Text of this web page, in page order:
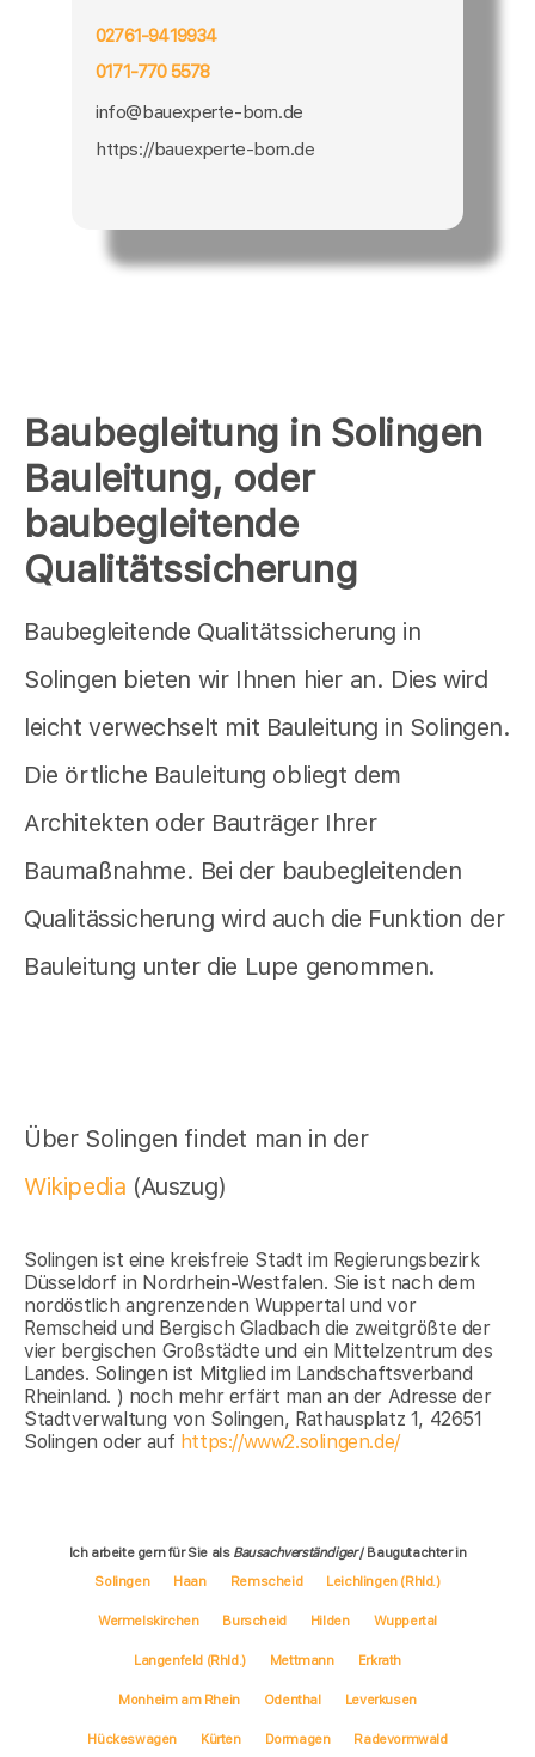
Baubegleitung in Solingen
Bauleitung, oder
baubegleitende
Qualitätssicherung
Baubegleitende Qualitätssicherung in
Solingen bieten wir Ihnen hier an. Dies wird
leicht verwechselt mit Bauleitung in Solingen.
Die örtliche Bauleitung obliegt dem
Architekten oder Bauträger Ihrer
Baumaßnahme. Bei der baubegleitenden
Qualitässicherung wird auch die Funktion der
Bauleitung unter die Lupe genommen.
Über Solingen findet man in der
Wikipedia (Auszug)
Solingen ist eine kreisfreie Stadt im Regierungsbezirk
Düsseldorf in Nordrhein-Westfalen. Sie ist nach dem
nordöstlich angrenzenden Wuppertal und vor
Remscheid und Bergisch Gladbach die zweitgrößte der
vier bergischen Großstädte und ein Mittelzentrum des
Landes. Solingen ist Mitglied im Landschaftsverband
Rheinland. ) noch mehr erfärt man an der Adresse der
Stadtverwaltung von Solingen, Rathausplatz 1, 42651
Solingen oder auf https://www2.solingen.de/
02761-9419934
0171-770 5578
info@bauexperte-born.de
https://bauexperte-born.de
Ich arbeite gern für Sie als Bausachverständiger/ Baugutachter in
Solingen
Haan Remscheid Leichlingen (Rhld.)
Wermelskirchen Burscheid Hilden Wuppertal
Langenfeld (Rhld.) Mettmann Erkrath
Monheim am Rhein Odenthal Leverkusen
Hückeswagen Kürten Dormagen Radevormwald